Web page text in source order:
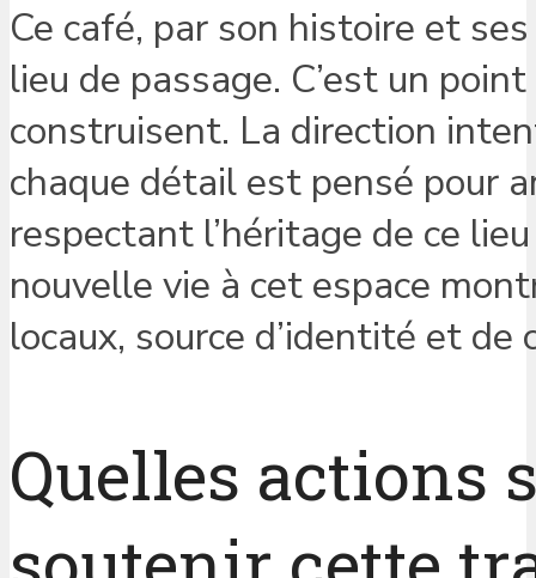
Ce café, par son histoire et
lieu de passage. C’est un
construisent. La direction
chaque détail est pensé pour
respectant l’héritage de ce
nouvelle vie à cet espace
locaux, source d’identité et de
Quelles actions